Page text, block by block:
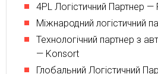
4PL Логістичний Партнер —
Міжнародний логістичний
Технологічний партнер з
— Konsort
Глобальний Логістичний